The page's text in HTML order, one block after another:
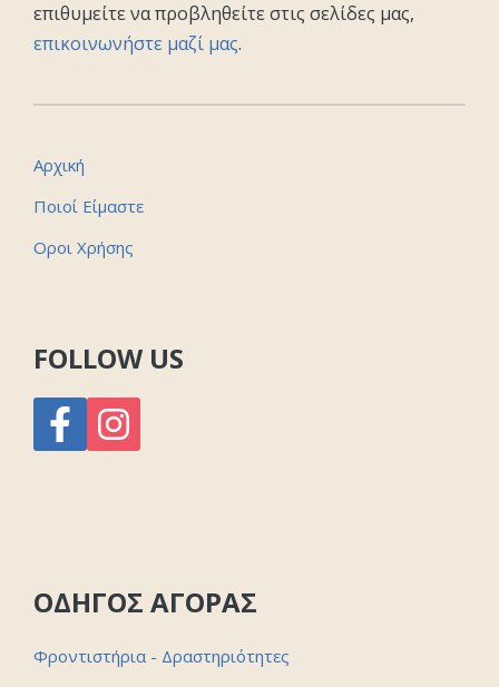
επιθυμείτε να προβληθείτε στις σελίδες μας,
επικοινωνήστε μαζί μας.
Αρχική
Ποιοί Είμαστε
Οροι Χρήσης
FOLLOW US
ΟΔΗΓΟΣ ΑΓΟΡΑΣ
Φροντιστήρια - Δραστηριότητες